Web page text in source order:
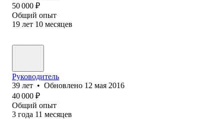
50 000 ₽
Общий опыт
19 лет 10 месяцев
Руководитель
39 лет • Обновлено 12 мая 2016
40 000 ₽
Общий опыт
3 года 11 месяцев